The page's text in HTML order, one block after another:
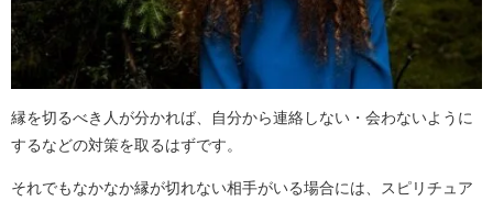
縁を切るべき人が分かれば、自分から連絡しない・会わないように
するなどの対策を取るはずです。
それでもなかなか縁が切れない相手がいる場合には、スピリチュア